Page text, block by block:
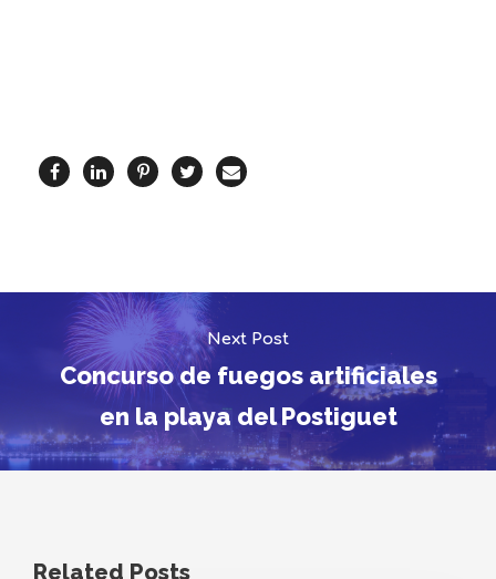
Next Post
Concurso de fuegos artificiales
en la playa del Postiguet
Related Posts